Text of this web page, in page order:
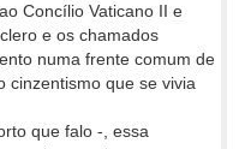
Concílio Vaticano II e
e os chamados
numa frente comum de
cinzentismo que se vivia
que falo -, essa